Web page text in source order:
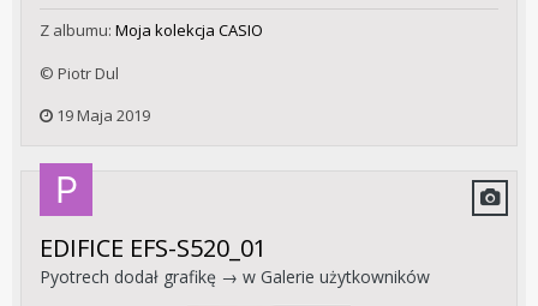
Z albumu: Moja kolekcja CASIO
© Piotr Dul
19 Maja 2019
EDIFICE EFS-S520_01
Pyotrech dodał grafikę → w Galerie użytkowników